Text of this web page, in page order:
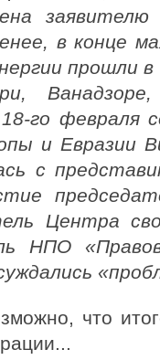
в конце
прошли
го февраля
и Евразии
с
Центра
НПО
что